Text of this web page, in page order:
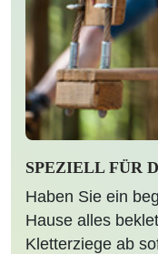
SPEZIELL FÜR
Haben Sie ein
Hause alles
Kletterziege ab